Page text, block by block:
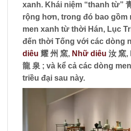
xanh. Khái niệm “thanh từ”
rộng hơn, trong đó bao
men xanh từ thời Hán, Lục
đến thời Tống với các dòng
diêu 耀 州 窯, Nhữ diêu 汝 窯,
龍 泉 ; và kể cả các dòng
triều đại sau này.